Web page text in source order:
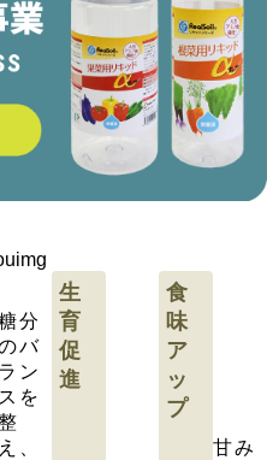
分
バ
ラン
スを
え、
生
育
促
進
食
味
ア
ッ
プ
甘み